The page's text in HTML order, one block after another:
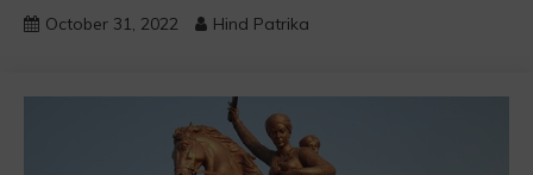
October 31, 2022 Hind Patrika